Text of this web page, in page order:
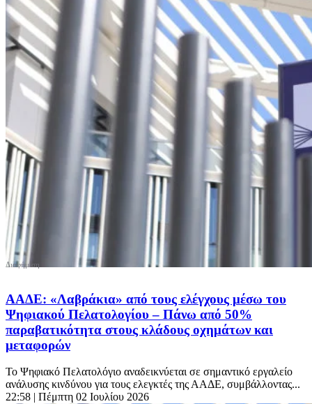
ΑΑΔΕ: «Λαβράκια» από τους ελέγχους μέσω του
Ψηφιακού Πελατολογίου – Πάνω από 50%
παραβατικότητα στους κλάδους οχημάτων και
μεταφορών
Το Ψηφιακό Πελατολόγιο αναδεικνύεται σε σημαντικό εργαλείο
ανάλυσης κινδύνου για τους ελεγκτές της ΑΑΔΕ, συμβάλλοντας...
22:58 | Πέμπτη 02 Ιουλίου 2026